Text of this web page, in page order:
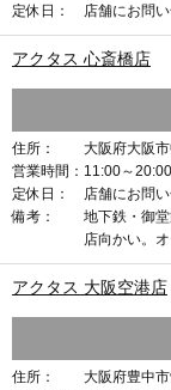
定休日：
店舗にお問
アクタス 心斎橋店
住所：
大阪府大阪
営業時間： 11:00～
定休日：
店舗にお問
備考：
地下鉄・御
店向かい。オ
アクタス 大阪空港店
住所：
大阪府豊中